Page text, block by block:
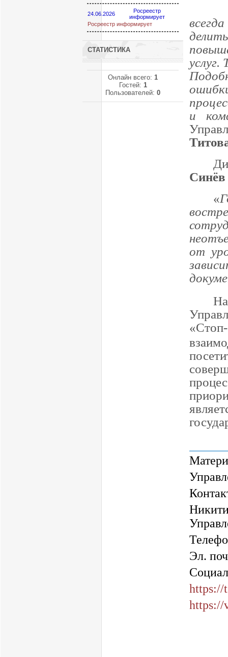
24.06.2026
Росреестр
информирует
Росреестр информирует
СТАТИСТИКА
Онлайн всего: 1
Гостей: 1
Пользователей: 0
услуг.
и
Синёв
«
от
Эл.
https://
https://